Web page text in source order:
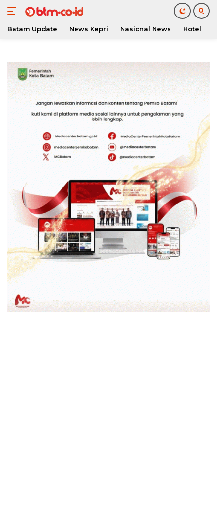
konten
Batam Update News Kepri Nasional News Hotel